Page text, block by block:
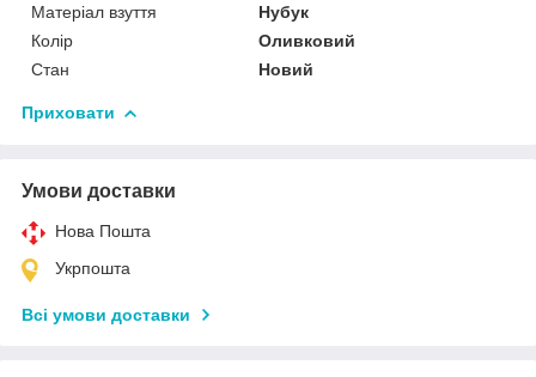
Матеріал взуття
Нубук
Колір
Оливковий
Стан
Новий
Приховати
Умови доставки
Нова Пошта
Укрпошта
Всі умови доставки